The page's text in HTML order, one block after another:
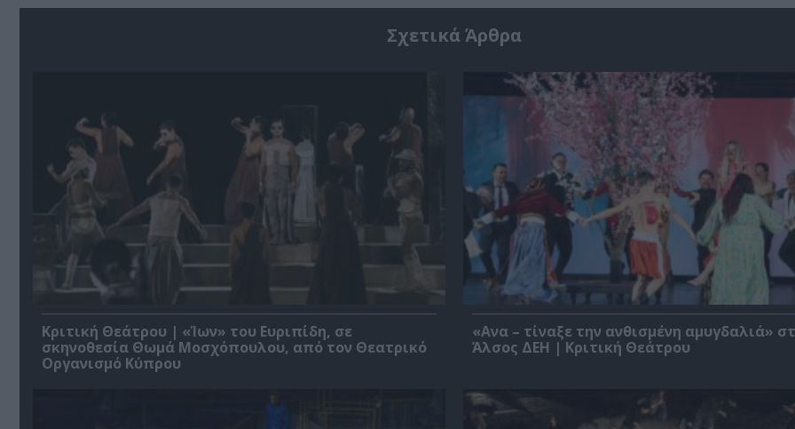
Σχετικά Άρθρα
Κριτική Θεάτρου | «Ίων» του Ευριπίδη, σε
σκηνοθεσία Θωμά Μοσχόπουλου, από τον Θεατρικό
Οργανισμό Κύπρου
«Ανα – τίναξε την ανθισμένη αμυγδαλιά»
Άλσος ΔΕΗ | Κριτική Θεάτρου